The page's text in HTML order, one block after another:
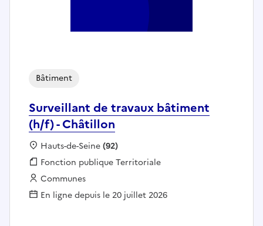
Surveillant de travaux bâtiment
(h/f) - Châtillon
Bâtiment
Localisation :
Hauts-de-Seine(92)
Fonction publique :
Fonction publique Territoriale
Employeur :
Communes
En ligne depuis le 20 juillet 2026